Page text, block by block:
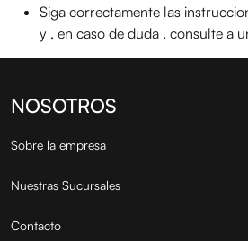
Siga correctamente las
y , en caso de duda , consulte a
NOSOTROS
Sobre la empresa
Nuestras Sucursales
Contacto